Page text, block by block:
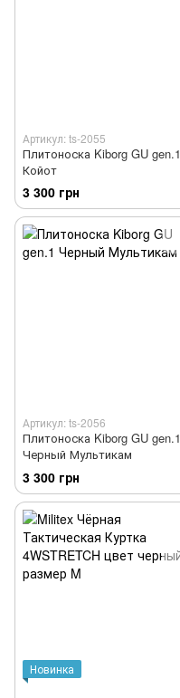
Артикул: ts-2055
Плитоноска Kiborg GU gen.1
Койот
3 300 грн
Артикул: ts-2056
Плитоноска Kiborg GU gen.1
Черный Мультикам
3 300 грн
Новинка